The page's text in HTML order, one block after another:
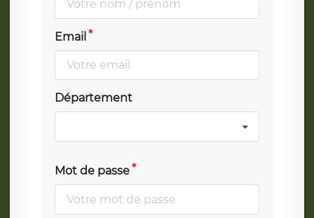
Email
Département
Mot de passe